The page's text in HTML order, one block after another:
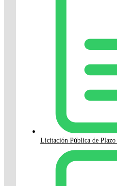
Licitación Pública de Plazo